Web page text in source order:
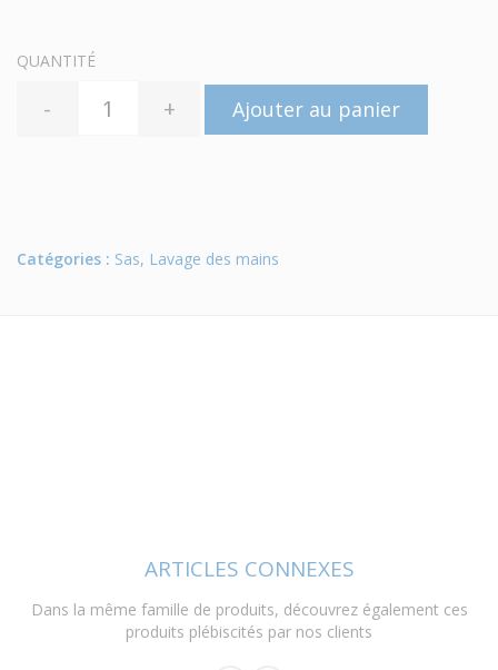
QUANTITÉ
- + Ajouter au panier
Catégories : Sas, Lavage des mains
ARTICLES CONNEXES
Dans la même famille de produits, découvrez également ces
produits plébiscités par nos clients